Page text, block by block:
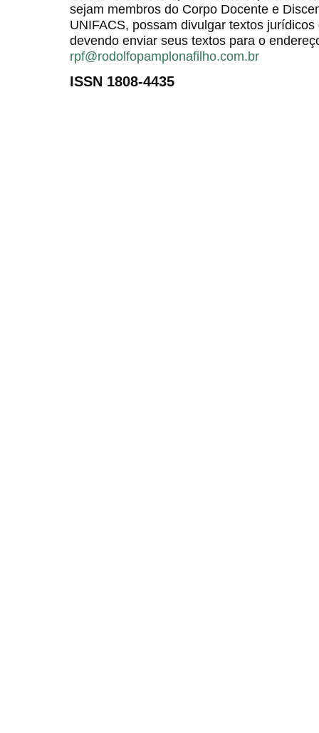
sejam membros do Corpo Docente e
UNIFACS, possam divulgar textos
devendo enviar seus textos para o
rpf@rodolfopamplonafilho.com.br
ISSN 1808-4435